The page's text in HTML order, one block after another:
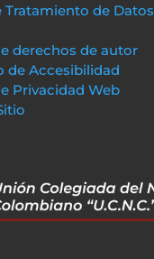
Tratamiento de Datos
derechos de autor
de Accesibilidad
Privacidad Web